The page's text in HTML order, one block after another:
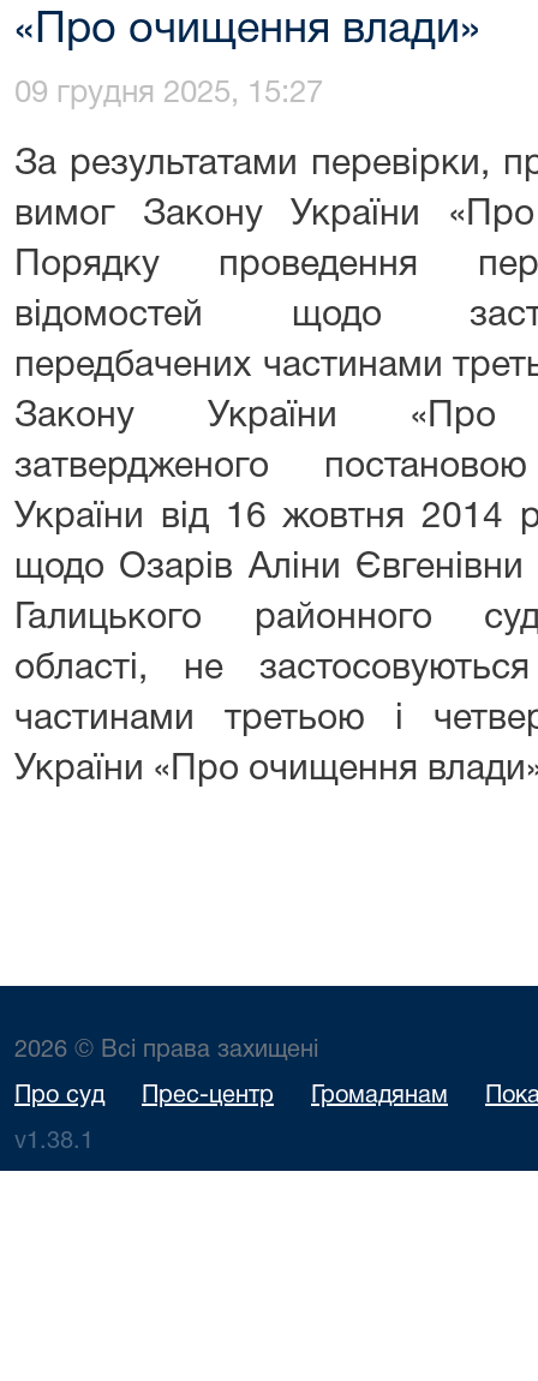
«Про очищення влади»
09 грудня 2025, 15:27
За результатами перевірки,
вимог Закону України
Порядку проведення
відомостей щодо
передбачених частинами
Закону України «Про
затвердженого
України від 16 жовтня
щодо Озарів Аліни Євгенівни
Галицького районного
області, не
частинами третьою і
України «Про очищення
2026 © Всі права захищені
Про суд Прес-центр Громадянам
v1.38.1